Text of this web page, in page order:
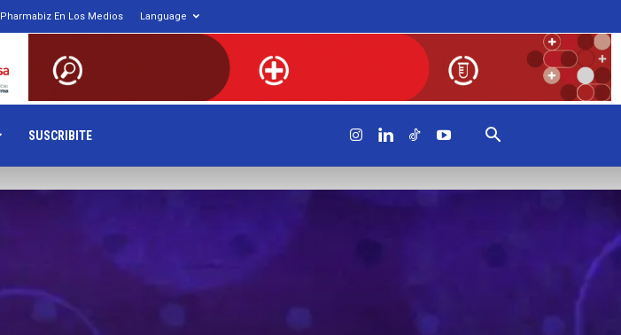
Pharmabiz En Los Medios Language
SUSCRIBITE